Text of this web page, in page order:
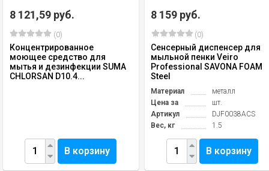
8 121,59 руб.
(0)
Концентрированное
моющее средство для
мытья и дезинфекции SUMA
CHLORSAN D10.4...
В корзину
8 159 руб.
(0)
Сенсерный диспенсер для
мыльной пенки Veiro
Professional SAVONA FOAM
Steel
Материал
металл
Цена за
шт.
Артикул
DJF0038ACS
Вес, кг
1.5
В корзину